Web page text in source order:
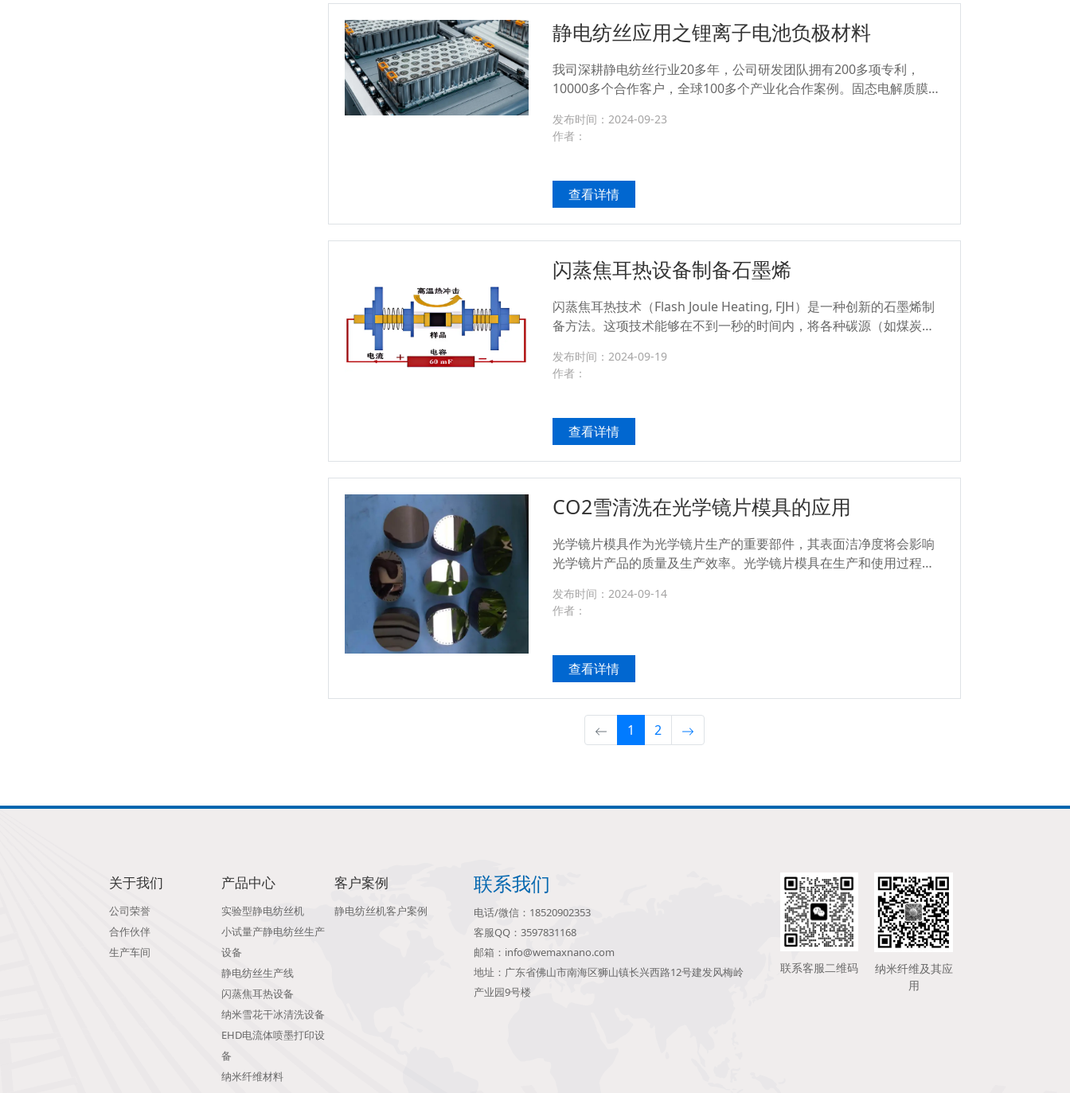
静电纺丝应用之锂离子电池负极材料
我司深耕静电纺丝行业20多年，公司研发团队拥有200多项专利，
10000多个合作客户，全球100多个产业化合作案例。固态电解质膜静
有：PEO、PAN、PMMA、PVDF/PVDF-HFP等聚合物，纤维直径可控
制在200-500nm之间，生产效率高，以纺20μm的膜厚为例，一台设
发布时间：2024-09-23
作者：
查看详情
闪蒸焦耳热设备制备石墨烯
闪蒸焦耳热技术（Flash Joule Heating, FJH）是一种创新的石墨烯制
备方法。这项技术能够在不到一秒的时间内，将各种碳源（如煤炭、
加热至3000K以上，从而直接合成克级石墨烯。...
发布时间：2024-09-19
作者：
查看详情
CO2雪清洗在光学镜片模具的应用
光学镜片模具作为光学镜片生产的重要部件，其表面洁净度将会影响
光学镜片产品的质量及生产效率。光学镜片模具在生产和使用过程
境、原材料、操作过程以及后期维护等多个环节。...
发布时间：2024-09-14
作者：
查看详情
1 2
关于我们
公司荣誉
合作伙伴
生产车间
产品中心
实验型静电纺丝机
小试量产静电纺丝生产
设备
静电纺丝生产线
闪蒸焦耳热设备
纳米雪花干冰清洗设备
EHD电流体喷墨打印设
备
纳米纤维材料
客户案例
静电纺丝机客户案例
联系我们
电话/微信：18520902353
客服QQ：3597831168
邮箱：info@wemaxnano.com
地址：广东省佛山市南海区狮山镇长兴西路12号建发风梅岭
产业园9号楼
联系客服二维码
纳米纤维及其应
用